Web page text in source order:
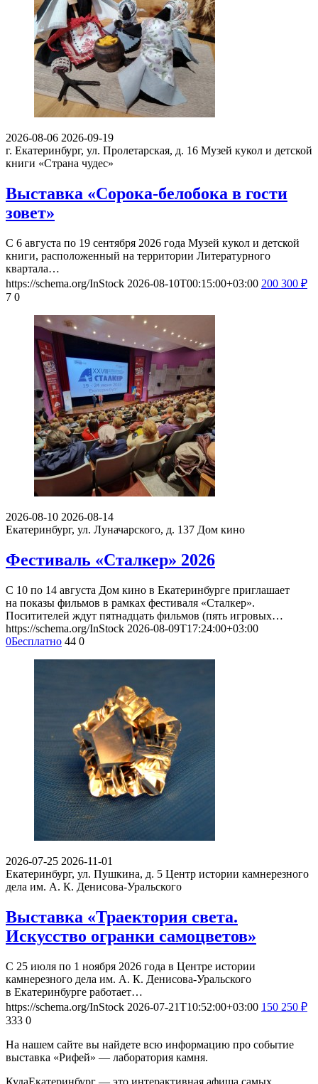
2026-08-06 2026-09-19
г. Екатеринбург, ул. Пролетарская, д. 16 Музей кукол и детской
книги «Страна чудес»
Выставка «Сорока-белобока в гости
зовет»
С 6 августа по 19 сентября 2026 года Музей кукол и детской
книги, расположенный на территории Литературного
квартала…
https://schema.org/InStock 2026-08-10T00:15:00+03:00 200 300 ₽
7 0
2026-08-10 2026-08-14
Екатеринбург, ул. Луначарского, д. 137 Дом кино
Фестиваль «Сталкер» 2026
С 10 по 14 августа Дом кино в Екатеринбурге приглашает
на показы фильмов в рамках фестиваля «Сталкер».
Поситителей ждут пятнадцать фильмов (пять игровых…
https://schema.org/InStock 2026-08-09T17:24:00+03:00
0Бесплатно 44 0
2026-07-25 2026-11-01
Екатеринбург, ул. Пушкина, д. 5 Центр истории камнерезного
дела им. А. К. Денисова-Уральского
Выставка «Траектория света.
Искусство огранки самоцветов»
С 25 июля по 1 ноября 2026 года в Центре истории
камнерезного дела им. А. К. Денисова-Уральского
в Екатеринбурге работает…
https://schema.org/InStock 2026-07-21T10:52:00+03:00 150 250 ₽
333 0
На нашем сайте вы найдете всю информацию про событие
выставка «Рифей» — лаборатория камня.
КудаЕкатеринбург — это интерактивная афиша самых